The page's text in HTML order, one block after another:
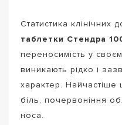
Статистика клінічних
таблетки Стендра
переносимість у
виникають рідко і
характер.
біль, почервоніння
носа.